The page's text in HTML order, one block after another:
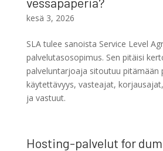
kesä 3, 2026
SLA tulee sanoista Service Level
palvelutasosopimus. Sen pitäisi
palveluntarjoaja sitoutuu pitämään
käytettävyys, vasteajat,
ja vastuut.
Hosting-palvelut for